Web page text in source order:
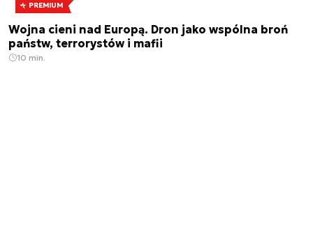
PREMIUM
Wojna cieni nad Europą. Dron jako wspólna broń
państw, terrorystów i mafii
10 min.